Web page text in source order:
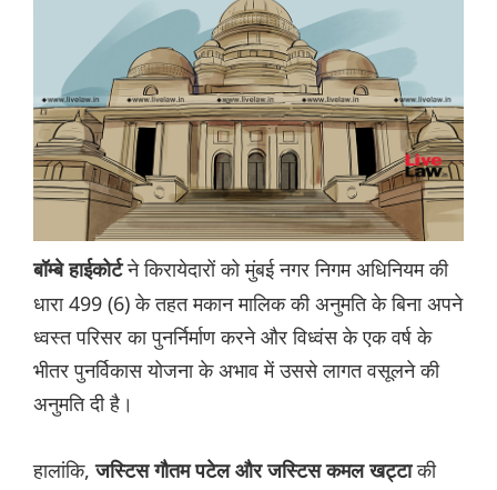
बॉम्बे हाईकोर्टने किरायेदारों को मुंबई नगर निगम अधिनियम की
धारा 499 (6) के तहत मकान मालिक की अनुमति के बिना अपने
ध्वस्त परिसर का पुनर्निर्माण करने और विध्वंस के एक वर्ष के
भीतर पुनर्विकास योजना के अभाव में उससे लागत वसूलने की
अनुमति दी है।
हालांकि,ज‌स्टिस गौतम पटेल और जस्टिस कमल खट्टाकी